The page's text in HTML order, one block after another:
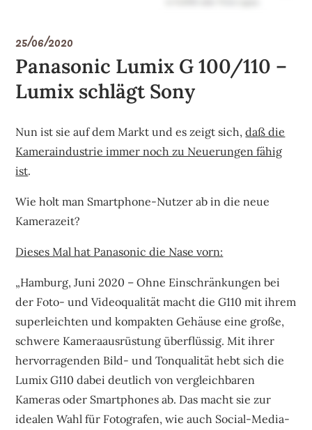
25/06/2020
Panasonic Lumix G 100/110 –
Lumix schlägt Sony
Nun ist sie auf dem Markt und es zeigt sich,daß die
Kameraindustrie immer noch zu Neuerungen fähig
ist.
Wie holt man Smartphone-Nutzer ab in die neue
Kamerazeit?
Dieses Mal hat Panasonic die Nase vorn:
„Hamburg, Juni 2020 – Ohne Einschränkungen bei
der Foto- und Videoqualität macht die G110 mit ihrem
superleichten und kompakten Gehäuse eine große,
schwere Kameraausrüstung überflüssig. Mit ihrer
hervorragenden Bild- und Tonqualität hebt sich die
Lumix G110 dabei deutlich von vergleichbaren
Kameras oder Smartphones ab. Das macht sie zur
idealen Wahl für Fotografen, wie auch Social-Media-